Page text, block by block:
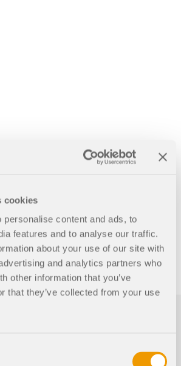
cookies
personalise content and ads, to
features and to analyse our traffic.
about your use of our site with
and analytics partners who
other information that you’ve
that they’ve collected from your use
Knowledge Base